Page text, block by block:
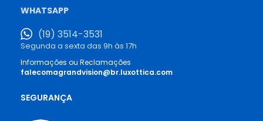
WHATSAPP
(19) 3514-3531
Segunda a sexta das 9h às 17h
Informações ou Reclamações
falecomagrandvision@br.luxottica.com
SEGURANÇA